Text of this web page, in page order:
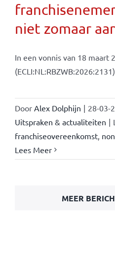
niet zomaar
In een vonnis van 18 maart
Door Alex Dolphijn | 28-03-
Uitspraken & actualiteiten |
franchiseovereenkomst,
Lees Meer
MEER